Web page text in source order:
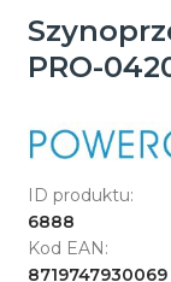
PRO-
ID produktu:
6888
Kod EAN:
8719747930069